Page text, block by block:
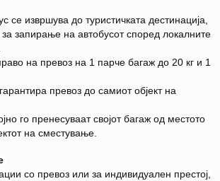
се извршува до туристичката дестинација,
запирање на автобусот според локалните
на превоз на 1 парче багаж до 20 кг и 1
превоз до самиот објект на
го пренесуваат својот багаж од местото
на сместување.
со превоз или за индивидуален престој,